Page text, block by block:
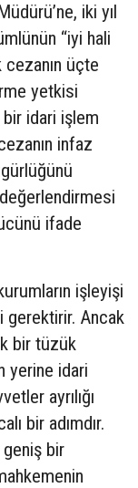
iki yıl
“iyi hali
cezanın üçte
yetkisi
idari işlem
infaz
ifade
işleyişi
gerektirir. Ancak
bir tüzük
yerine idari
ayrılığı
bir adımdır.
bir